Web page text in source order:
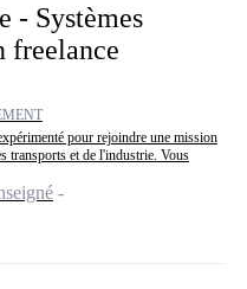
- Systèmes
freelance
pour rejoindre une mission
transports et de l'industrie. Vous